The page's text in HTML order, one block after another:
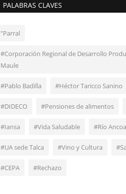
PALABRAS CLAVES
"Parral
#Corporación Regional de Desarrollo
Maule
#Pablo Badilla #Héctor Taricco Sanino
#DIDECO #Pensiones de alimentos
#Iansa #Vida Saludable #Río Ancoa
#UA sede Talca #Vino y Cultura
#CEPA #Rechazo